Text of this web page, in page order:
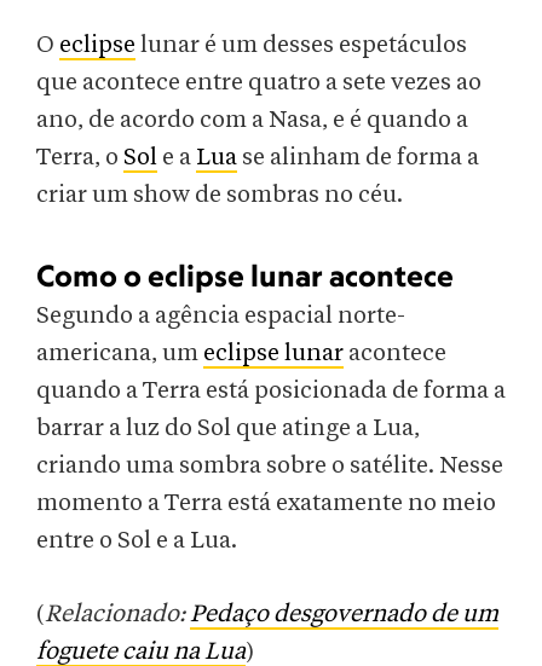
O eclipse lunar é um desses espetáculos
que acontece entre quatro a sete vezes ao
ano, de acordo com a Nasa, e é quando a
Terra, o Sol e a Lua se alinham de forma a
criar um show de sombras no céu.
Como o eclipse lunar acontece
Segundo a agência espacial norte-
americana, um eclipse lunar acontece
quando a Terra está posicionada de forma a
barrar a luz do Sol que atinge a Lua,
criando uma sombra sobre o satélite. Nesse
momento a Terra está exatamente no meio
entre o Sol e a Lua.
(Relacionado:Pedaço desgovernado de um
foguete caiu na Lua)